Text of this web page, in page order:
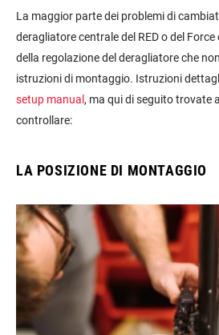
La maggior parte dei problemi di
deragliatore centrale del RED o del Force
della regolazione del deragliatore che
istruzioni di montaggio. Istruzioni
setup manual , ma qui di seguito trovate
controllare:
LA POSIZIONE DI MONTAGGIO